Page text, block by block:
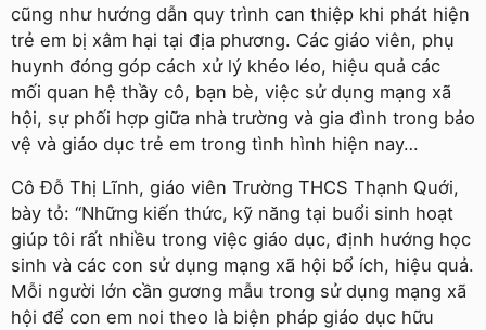
cũng như hướng dẫn quy trình can thiệp khi phát hiện
trẻ em bị xâm hại tại địa phương. Các giáo viên, phụ
huynh đóng góp cách xử lý khéo léo, hiệu quả các
mối quan hệ thầy cô, bạn bè, việc sử dụng mạng xã
hội, sự phối hợp giữa nhà trường và gia đình trong bảo
vệ và giáo dục trẻ em trong tình hình hiện nay…
Cô Đỗ Thị Lĩnh, giáo viên Trường THCS Thạnh Quới,
bày tỏ: “Những kiến thức, kỹ năng tại buổi sinh hoạt
giúp tôi rất nhiều trong việc giáo dục, định hướng học
sinh và các con sử dụng mạng xã hội bổ ích, hiệu quả.
Mỗi người lớn cần gương mẫu trong sử dụng mạng xã
hội để con em noi theo là biện pháp giáo dục hữu